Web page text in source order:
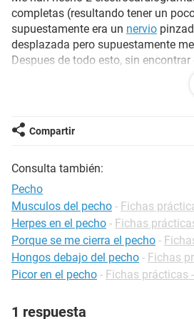
completas (resultando tener un
supuestamente era un nervio
desplazada pero supuestamente
Despues de todo esto, sin
pero sin necesidad de
del abdomen
Hé tenido un ataque de ansiedad à
se que hacer, nadie me da una
Era fumadora y hace un par de
En mi peor momento dentro de la
osteopecia...
A menudo se me duerme tambien
Tengo 25 años y aunque me siento
feliz, con proyectos de futuro, pero
Algun especialista que me pueda
Compartir
Consulta también:
Pecho
Musculos del pecho - Fichas
Herpes en el pecho - Fichas
Porque se me cierra el pecho -
Hongos debajo del pecho - Fichas
Picor en el pecho - Fichas prácticas
1 respuesta